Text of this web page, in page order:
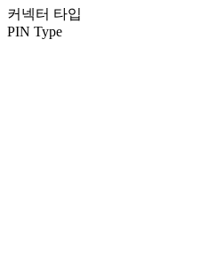
커넥터 타입
PIN Type